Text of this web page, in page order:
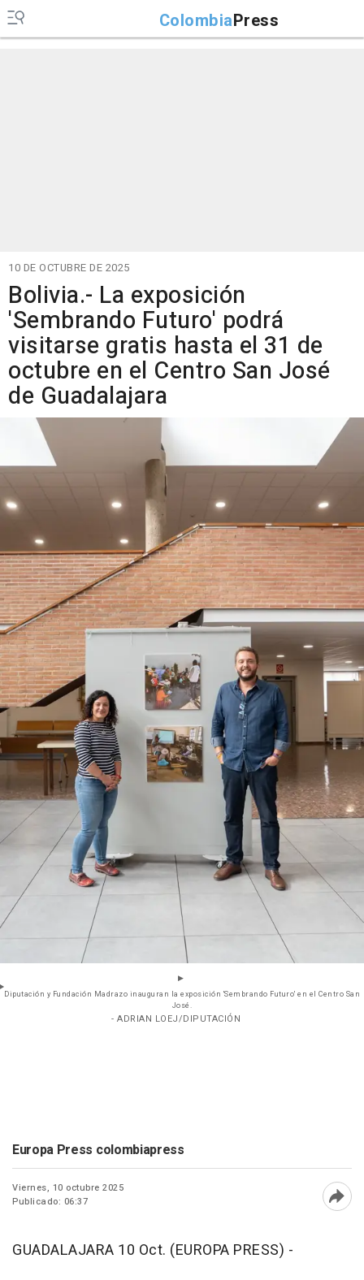
ColombiaPress
10 DE OCTUBRE DE 2025
Bolivia.- La exposición
'Sembrando Futuro' podrá
visitarse gratis hasta el 31 de
octubre en el Centro San José
de Guadalajara
Diputación y Fundación Madrazo inauguran la exposición 'Sembrando Futuro' en el Centro San
José.
- ADRIAN LOEJ/DIPUTACIÓN
Europa Press colombiapress
Viernes, 10 octubre 2025
Publicado: 06:37
GUADALAJARA 10 Oct. (EUROPA PRESS) -